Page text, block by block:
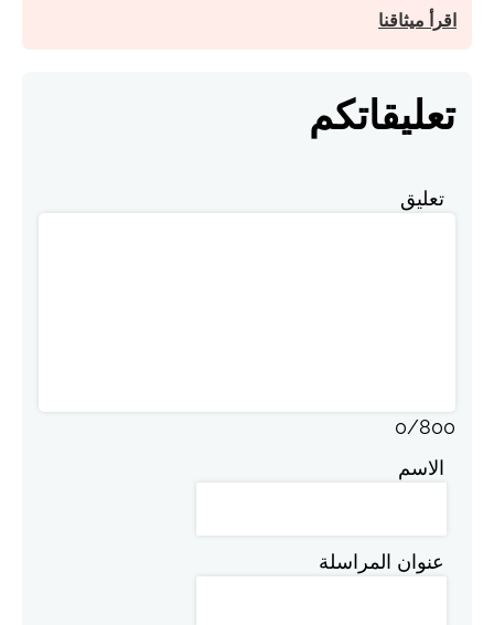
اقرأ ميثاقنا
تعليقاتكم
تعليق
0/800
الاسم
عنوان المراسلة